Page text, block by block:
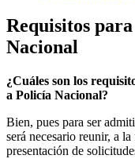
Requisitos
Nacional
¿Cuáles son los
a Policía Nacional?
Bien, pues para ser
será necesario reunir, a
presentación de